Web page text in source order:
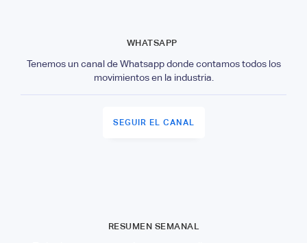
WHATSAPP
Tenemos un canal de Whatsapp donde contamos todos los
movimientos en la industria.
SEGUIR EL CANAL
RESUMEN SEMANAL